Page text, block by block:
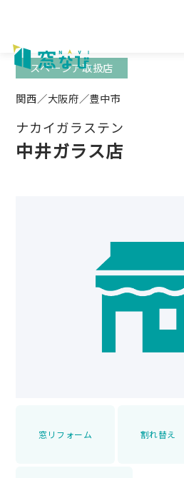
content
関西／大阪府／豊中市
ナカイガラステン
中井ガラス店
スペーシア取扱店
窓リフォーム 割れ替え